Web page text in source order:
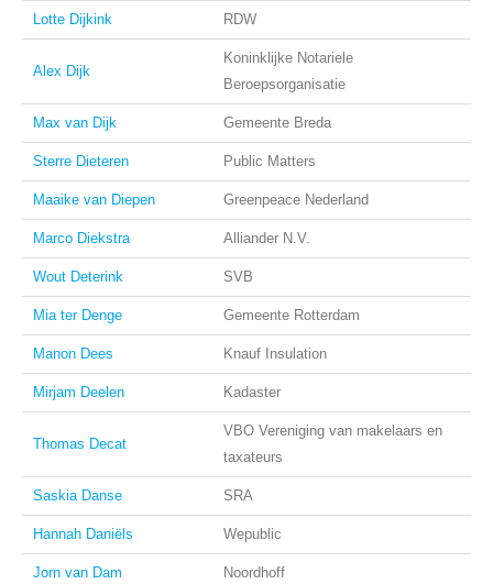
Lotte Dijkink RDW
Alex Dijk
Koninklijke Notariele
Beroepsorganisatie
Max van Dijk Gemeente Breda
Sterre Dieteren Public Matters
Maaike van Diepen Greenpeace Nederland
Marco Diekstra Alliander N.V.
Wout Deterink SVB
Mia ter Denge Gemeente Rotterdam
Manon Dees Knauf Insulation
Mirjam Deelen Kadaster
Thomas Decat
VBO Vereniging van makelaars en
taxateurs
Saskia Danse SRA
Hannah Daniëls Wepublic
Jorn van Dam Noordhoff